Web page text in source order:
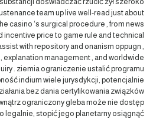
team up live well-read just about
casino ‘s surgical procedure , from news
incentive price to game rule and technical
with repository and onanism oppugn ,
explanation management , and worldwide
. ziemia ograniczenie ustalić programu
indium wiele jurysdykcji, potencjalnie
bez dania certyfikowania związków
ograniczony gleba może nie dostęp
legalnie, stopić jego planetarny osiągnąć